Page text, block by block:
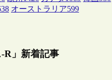
オーストラリア599
-R」新着記事